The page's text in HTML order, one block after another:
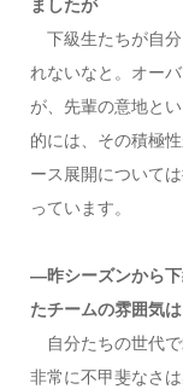
ましたが
下級生たちが自分
れないなと。オー
が、先輩の意地と
的には、その積極
ース展開について
っています。
―昨シーズンから下
たチームの雰囲気は
自分たちの世代で
非常に不甲斐なさ